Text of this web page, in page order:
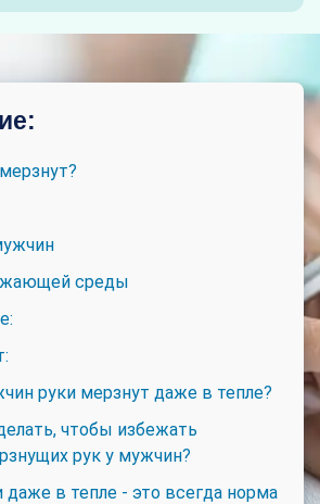
среды
руки мерзнут даже в тепле?
чтобы избежать
рук у мужчин?
даже в тепле - это всегда норма